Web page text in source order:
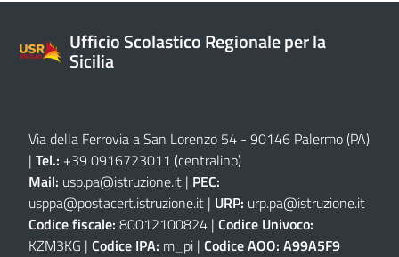
Ufficio Scolastico Regionale per la
Sicilia
Via della Ferrovia a San Lorenzo 54 - 90146 Palermo (PA)
| Tel.: +39 0916723011 (centralino)
Mail: usp.pa@istruzione.it | PEC:
usppa@postacert.istruzione.it | URP: urp.pa@istruzione.it
Codice fiscale: 80012100824 | Codice Univoco:
KZM3KG | Codice IPA: m_pi | Codice AOO: A99A5F9